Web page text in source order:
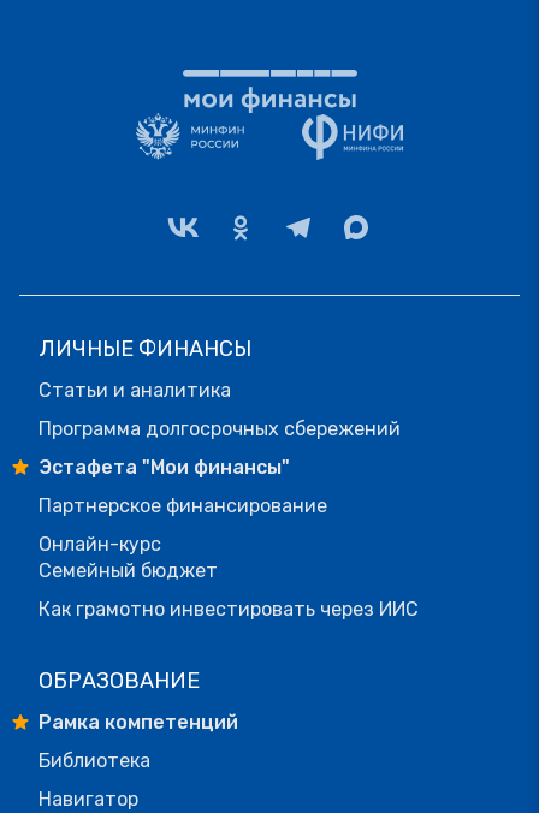
ЛИЧНЫЕ ФИНАНСЫ
Статьи и аналитика
Программа долгосрочных сбережений
Эстафета "Мои финансы"
Партнерское финансирование
Онлайн-курс
Семейный бюджет
Как грамотно инвестировать через ИИС
ОБРАЗОВАНИЕ
Рамка компетенций
Библиотека
Навигатор